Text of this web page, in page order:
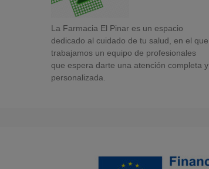
La Farmacia El Pinar es un espacio
dedicado al cuidado de tu salud, en el que
trabajamos un equipo de profesionales
que espera darte una atención completa y
personalizada.